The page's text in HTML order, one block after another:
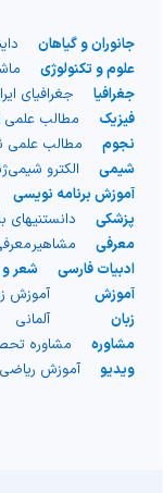
جانوران و گیاهان
علوم و تکنولوژی
جغرافیا
جغرافیای
فیزیک
مطالب علمی
نجوم
مطالب علمی
شیمی
الکترو شیمی
آموزش برنامه نویسی
پزشکی
دانستنیهای
معرفی
مشاهیر
ادبیات فارسی
شعر
آموزش
زبان
آموزش
آلمانی
مشاوره
مشاوره
ویدیو
آموزش ریاضی